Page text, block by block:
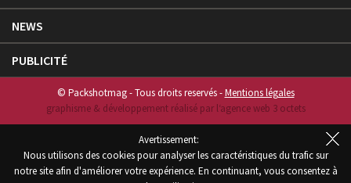
NEWS
PUBLICITÉ
© Packshotmag - Tous droits reservés -Mentions légales
graphisme & développement réalisé par l‘agence web 3 octets
Avertissement:
Nous utilisons des cookies pour analyser les caractéristiques du trafic sur
notre site afin d'améliorer votre expérience. En continuant, vous consentez à